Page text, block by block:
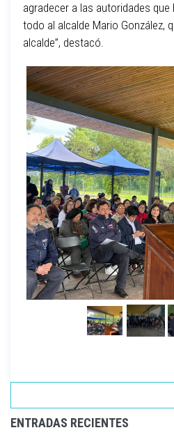
agradecer a las autoridades
todo al alcalde Mario González,
alcalde”, destacó.
ENTRADAS RECIENTES